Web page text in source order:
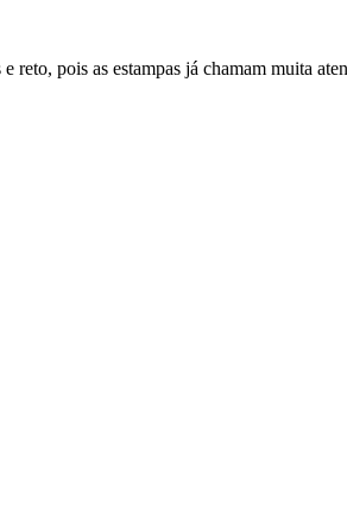
reto, pois as estampas já chamam muita